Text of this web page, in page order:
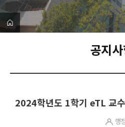
공지
2024학년도 1학기 eTL 교
행